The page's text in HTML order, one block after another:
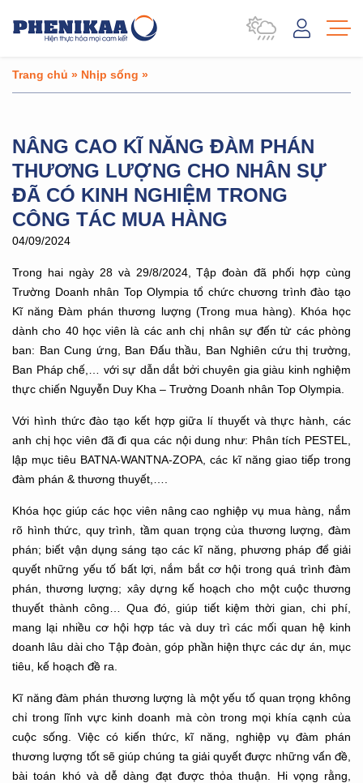
Trang chủ » Nhịp sống »
NÂNG CAO KĨ NĂNG ĐÀM PHÁN
THƯƠNG LƯỢNG CHO NHÂN SỰ
ĐÃ CÓ KINH NGHIỆM TRONG
CÔNG TÁC MUA HÀNG
04/09/2024
Trong hai ngày 28 và 29/8/2024, Tập đoàn đã phối hợp cùng
Trường Doanh nhân Top Olympia tổ chức chương trình đào tạo
Kĩ năng Đàm phán thương lượng (Trong mua hàng). Khóa học
dành cho 40 học viên là các anh chị nhân sự đến từ các phòng
ban: Ban Cung ứng, Ban Đấu thầu, Ban Nghiên cứu thị trường,
Ban Pháp chế,… với sự dẫn dắt bởi chuyên gia giàu kinh nghiệm
thực chiến Nguyễn Duy Kha – Trường Doanh nhân Top Olympia.
Với hình thức đào tạo kết hợp giữa lí thuyết và thực hành, các
anh chị học viên đã đi qua các nội dung như: Phân tích PESTEL,
lập mục tiêu BATNA-WANTNA-ZOPA, các kĩ năng giao tiếp trong
đàm phán & thương thuyết,….
Khóa học giúp các học viên nâng cao nghiệp vụ mua hàng, nắm
rõ hình thức, quy trình, tầm quan trọng của thương lượng, đàm
phán; biết vận dụng sáng tạo các kĩ năng, phương pháp để giải
quyết những yếu tố bất lợi, nắm bắt cơ hội trong quá trình đàm
phán, thương lượng; xây dựng kế hoạch cho một cuộc thương
thuyết thành công… Qua đó, giúp tiết kiệm thời gian, chi phí,
mang lại nhiều cơ hội hợp tác và duy trì các mối quan hệ kinh
doanh lâu dài cho Tập đoàn, góp phần hiện thực các dự án, mục
tiêu, kế hoạch đề ra.
Kĩ năng đàm phán thương lượng là một yếu tố quan trọng không
chỉ trong lĩnh vực kinh doanh mà còn trong mọi khía cạnh của
cuộc sống. Việc có kiến thức, kĩ năng, nghiệp vụ đàm phán
thương lượng tốt sẽ giúp chúng ta giải quyết được những vấn đề,
bài toán khó và dễ dàng đạt được thỏa thuận. Hi vọng rằng,